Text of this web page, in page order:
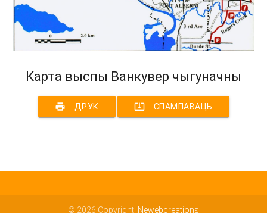
Карта выспы Ванкувер чыгуначны
print ДРУК system_update_alt СПАМПАВАЦЬ
© 2026 Copyright: Newebcreations